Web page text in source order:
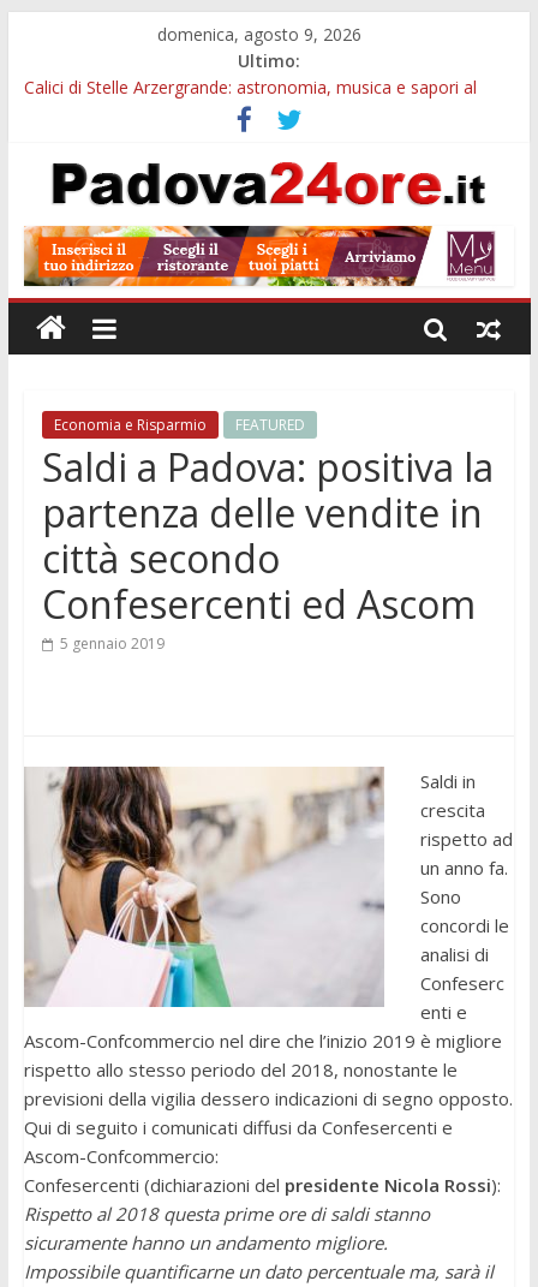
domenica, agosto 9, 2026
Ultimo:
Calici di Stelle Arzergrande: astronomia, musica e sapori al
Campo San Martino, il Museo della civiltà contadina apre gratis
durante la sagra
Notizie di Padova alle ore 10: Notte del Volo sold out, Tribano
Teatro per famiglie a Loreggia, la Bella Addormentata arriva
sul palco domenica sera
Restauro 2026, chiuse le domande: 2,5 milioni per formare
nuove competenze in Veneto
Economia e Risparmio FEATURED
Saldi a Padova: positiva la
partenza delle vendite in
città secondo
Confesercenti ed Ascom
5 gennaio 2019
Saldi in
crescita
rispetto ad
un anno fa.
Sono
concordi le
analisi di
Confeserc
enti e
Ascom-Confcommercio nel dire che l’inizio 2019 è migliore
rispetto allo stesso periodo del 2018, nonostante le
previsioni della vigilia dessero indicazioni di segno opposto.
Qui di seguito i comunicati diffusi da Confesercenti e
Ascom-Confcommercio:
Confesercenti (dichiarazioni del presidente Nicola Rossi):
Rispetto al 2018 questa prime ore di saldi stanno
sicuramente hanno un andamento migliore.
Impossibile quantificarne un dato percentuale ma, sarà il